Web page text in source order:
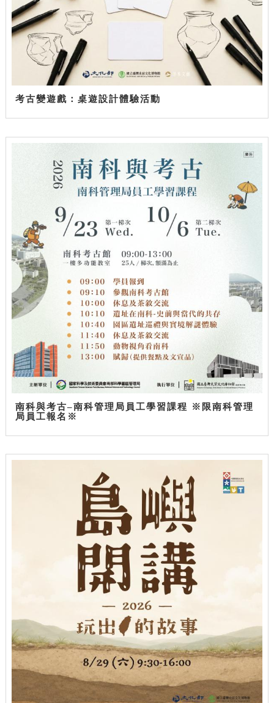
考古變遊戲：桌遊設計體驗活動
南科與考古–南科管理局員工學習課程 ※限南科管理
局員工報名※